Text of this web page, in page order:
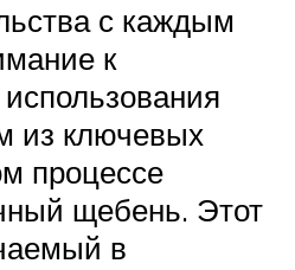
с каждым
к
из ключевых
процессе
щебень. Этот
в